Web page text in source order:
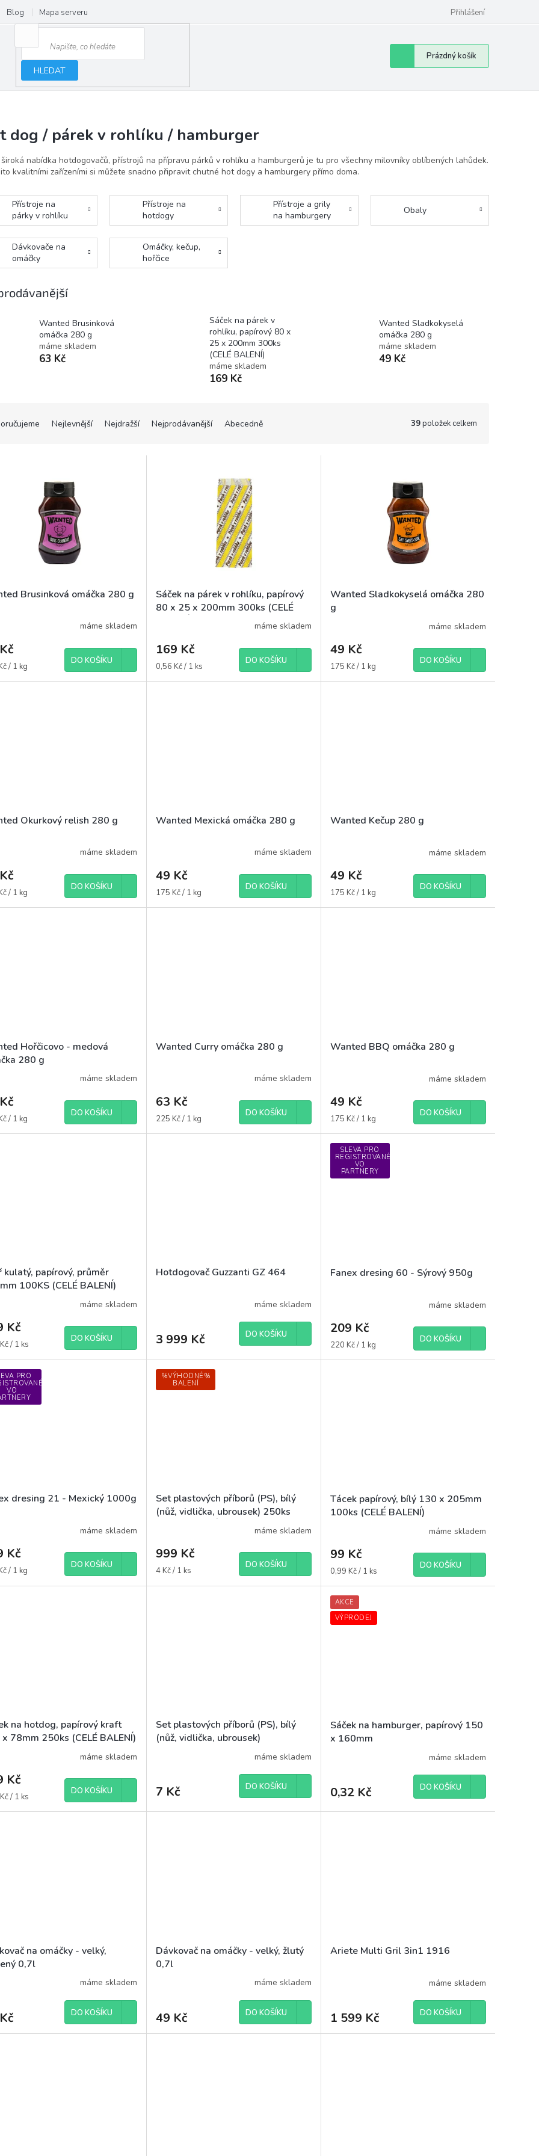
Blog Mapa serveru Přihlášení
HLEDAT
Nákupní
košík
Prázdný košík
dog / párek v rohlíku / hamburger
nabídka hotdogovačů, přístrojů na přípravu párků v rohlíku a hamburgerů je tu pro všechny milovníky oblíbených lahůdek.
kvalitními zařízeními si můžete snadno připravit chutné hot dogy a hamburgery přímo doma.
Přístroje na
párky v rohlíku
Přístroje na
hotdogy
Přístroje a grily
na hamburgery
Obaly
Dávkovače na
omáčky
Omáčky, kečup,
hořčice
Wanted Brusinková
omáčka 280 g
máme skladem
63 Kč
Sáček na párek v
rohlíku, papírový 80 x
25 x 200mm 300ks
(CELÉ BALENÍ)
máme skladem
169 Kč
Wanted Sladkokyselá
omáčka 280 g
máme skladem
49 Kč
Nejlevnější Nejdražší Nejprodávanější Abecedně 39položek celkem
Brusinková omáčka 280 g
máme skladem
/ 1 kg
DO KOŠÍKU
Sáček na párek v rohlíku, papírový
80 x 25 x 200mm 300ks (CELÉ
máme skladem
169 Kč
Měrná
0,56 Kč / 1 ks
DO KOŠÍKU
Wanted Sladkokyselá omáčka 280
g
máme skladem
49 Kč
Měrná
175 Kč / 1 kg
DO KOŠÍKU
Okurkový relish 280 g
máme skladem
/ 1 kg
DO KOŠÍKU
Wanted Mexická omáčka 280 g
máme skladem
49 Kč
Měrná
175 Kč / 1 kg
DO KOŠÍKU
Wanted Kečup 280 g
máme skladem
49 Kč
Měrná
175 Kč / 1 kg
DO KOŠÍKU
Hořčicovo - medová
280 g
máme skladem
/ 1 kg
DO KOŠÍKU
Wanted Curry omáčka 280 g
máme skladem
63 Kč
Měrná
225 Kč / 1 kg
DO KOŠÍKU
Wanted BBQ omáčka 280 g
máme skladem
49 Kč
Měrná
175 Kč / 1 kg
DO KOŠÍKU
kulatý, papírový, průměr
100KS (CELÉ BALENÍ)
máme skladem
Kč
/ 1 ks
DO KOŠÍKU
Hotdogovač Guzzanti GZ 464
máme skladem
3 999 Kč DO KOŠÍKU
SLEVA PRO
REGISTROVANÉ
VO
PARTNERY
Fanex dresing 60 - Sýrový 950g
máme skladem
209 Kč
Měrná
220 Kč / 1 kg
DO KOŠÍKU
PRO
VO
dresing 21 - Mexický 1000g
máme skladem
Kč
/ 1 kg
DO KOŠÍKU
%VÝHODNÉ%
BALENÍ
Set plastových příborů (PS), bílý
(nůž, vidlička, ubrousek) 250ks
máme skladem
999 Kč
Měrná
4 Kč / 1 ks
DO KOŠÍKU
Tácek papírový, bílý 130 x 205mm
100ks (CELÉ BALENÍ)
máme skladem
99 Kč
Měrná
0,99 Kč / 1 ks
DO KOŠÍKU
na hotdog, papírový kraft
78mm 250ks (CELÉ BALENÍ)
máme skladem
Kč
/ 1 ks
DO KOŠÍKU
Set plastových příborů (PS), bílý
(nůž, vidlička, ubrousek)
máme skladem
7 Kč DO KOŠÍKU
AKCE
VÝPRODEJ
Sáček na hamburger, papírový 150
x 160mm
máme skladem
0,32 Kč DO KOŠÍKU
na omáčky - velký,
0,7l
máme skladem
DO KOŠÍKU
Dávkovač na omáčky - velký, žlutý
0,7l
máme skladem
49 Kč DO KOŠÍKU
Ariete Multi Gril 3in1 1916
máme skladem
1 599 Kč DO KOŠÍKU